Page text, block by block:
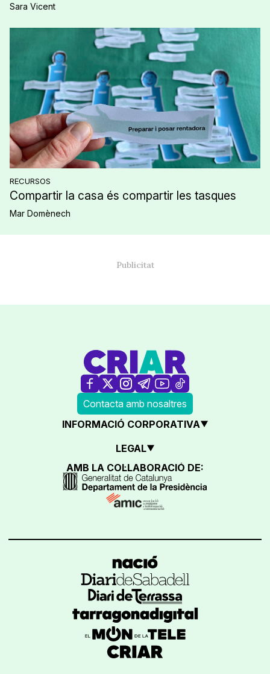
Sara Vicent
RECURSOS
Compartir la casa és compartir les tasques
Mar Domènech
Contacta amb nosaltres
INFORMACIÓ CORPORATIVA
LEGAL
AMB LA COL·LABORACIÓ DE: